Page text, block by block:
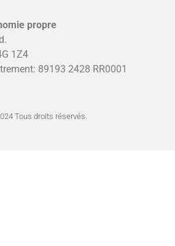
propre
1Z4
89193 2428 RR0001
Tous droits réservés.